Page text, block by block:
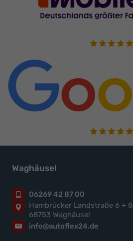
Waghäusel
06269 42 87 00
Hambrücker Landstraße 6 + 8
68753 Waghäusel
info@autoflex24.de